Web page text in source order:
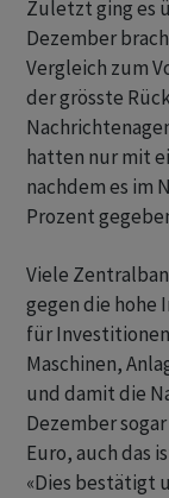
Zuletzt ging es
Dezember
Vergleich zum
der grösste
hatten nur mit
nachdem es im
Prozent
Viele
gegen die hohe
für
Maschinen,
und damit die
Dezember
Euro, auch das
«Dies bestätigt